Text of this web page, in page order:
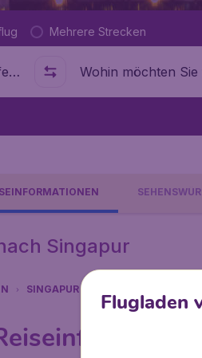
Mehrere Strecken
Wohin
Singapur
SINGAPUR
Flugladen